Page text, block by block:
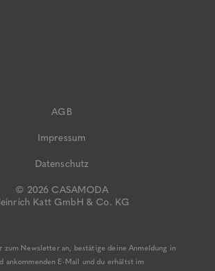
© 2026 CASAMODA
Katt GmbH & Co. KG
AGB
Impressum
Datenschutz
zum Newsletter an, bestätige deine Anmeldung in
ankommenden E-Mail und du erhältst im